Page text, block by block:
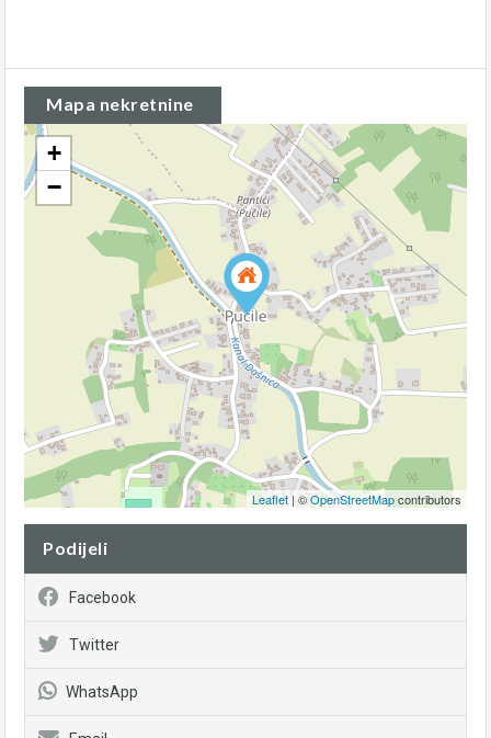
Mapa nekretnine
+
−
Leaflet | ©OpenStreetMapcontributors
Podijeli
Facebook
Twitter
WhatsApp